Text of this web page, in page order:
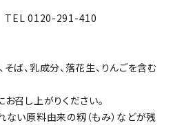
TEL 0120-291-410
ば、乳成分、落花生、りんごを含む
召し上がりください。
ない原料由来の籾（もみ）などが残